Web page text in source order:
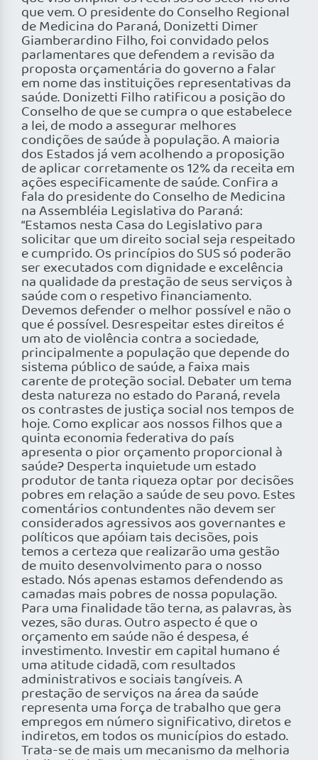
que vem. O presidente do Conselho Regional
de Medicina do Paraná, Donizetti Dimer
Giamberardino Filho, foi convidado pelos
parlamentares que defendem a revisão da
proposta orçamentária do governo a falar
em nome das instituições representativas da
saúde. Donizetti Filho ratificou a posição do
Conselho de que se cumpra o que estabelece
a lei, de modo a assegurar melhores
condições de saúde à população. A maioria
dos Estados já vem acolhendo a proposição
de aplicar corretamente os 12% da receita em
ações especificamente de saúde. Confira a
fala do presidente do Conselho de Medicina
na Assembléia Legislativa do Paraná:
“Estamos nesta Casa do Legislativo para
solicitar que um direito social seja respeitado
e cumprido. Os princípios do SUS só poderão
ser executados com dignidade e excelência
na qualidade da prestação de seus serviços à
saúde com o respetivo financiamento.
Devemos defender o melhor possível e não o
que é possível. Desrespeitar estes direitos é
um ato de violência contra a sociedade,
principalmente a população que depende do
sistema público de saúde, a faixa mais
carente de proteção social. Debater um tema
desta natureza no estado do Paraná, revela
os contrastes de justiça social nos tempos de
hoje. Como explicar aos nossos filhos que a
quinta economia federativa do país
apresenta o pior orçamento proporcional à
saúde? Desperta inquietude um estado
produtor de tanta riqueza optar por decisões
pobres em relação a saúde de seu povo. Estes
comentários contundentes não devem ser
considerados agressivos aos governantes e
políticos que apóiam tais decisões, pois
temos a certeza que realizarão uma gestão
de muito desenvolvimento para o nosso
estado. Nós apenas estamos defendendo as
camadas mais pobres de nossa população.
Para uma finalidade tão terna, as palavras, às
vezes, são duras. Outro aspecto é que o
orçamento em saúde não é despesa, é
investimento. Investir em capital humano é
uma atitude cidadã, com resultados
administrativos e sociais tangíveis. A
prestação de serviços na área da saúde
representa uma força de trabalho que gera
empregos em número significativo, diretos e
indiretos, em todos os municípios do estado.
Trata-se de mais um mecanismo da melhoria